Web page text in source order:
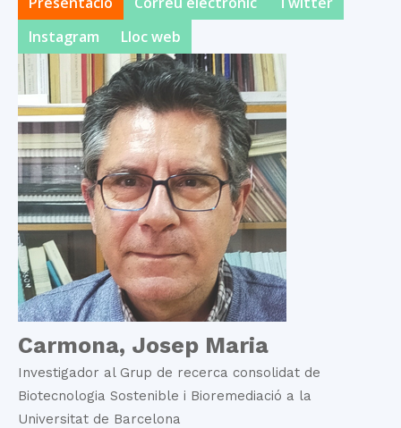
Instagram
Lloc web
Carmona, Josep Maria
Investigador al Grup de recerca consolidat de
Biotecnologia Sostenible i Bioremediació a la
Universitat de Barcelona